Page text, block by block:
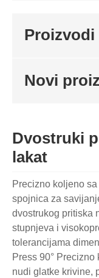
Proizvodi
Novi
Dvostruki
lakat
Precizno koljeno
spojnica za
dvostrukog pritiska
stupnjeva i
tolerancijama
Press 90°
nudi glatke krivine,